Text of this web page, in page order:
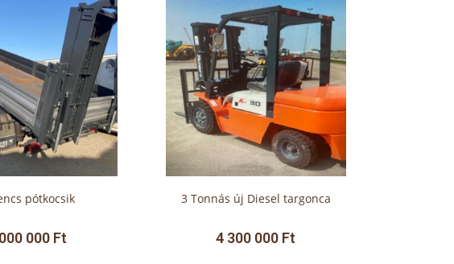
pótkocsik
000 Ft
3 Tonnás új Diesel targonca
4 300 000 Ft